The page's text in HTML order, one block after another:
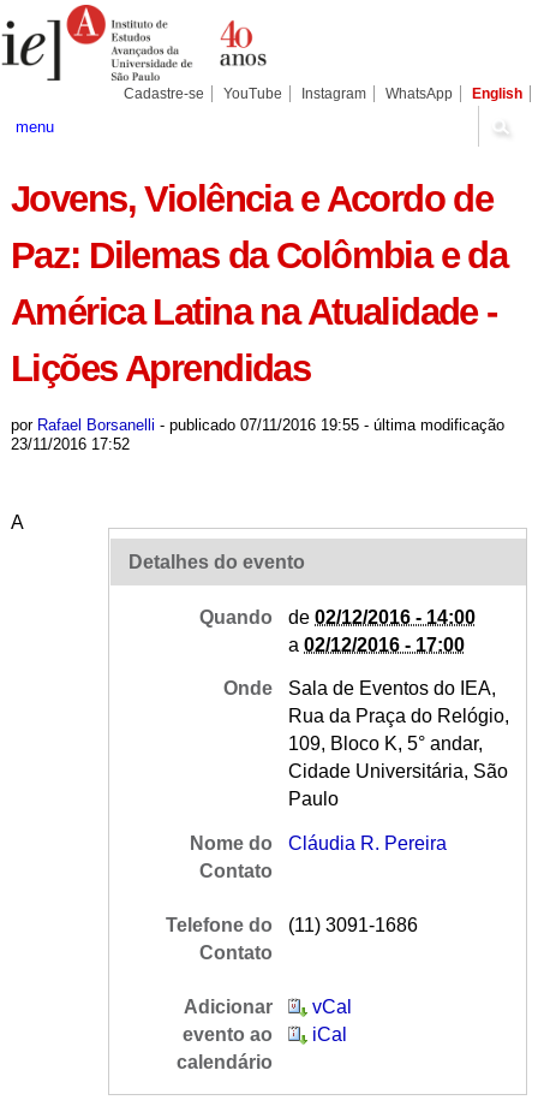
para
conteúdo.
Pessoais
Cadastre-se YouTube Instagram WhatsApp English
menu
Jovens, Violência e Acordo de
Paz: Dilemas da Colômbia e da
América Latina na Atualidade -
Lições Aprendidas
por Rafael Borsanelli - publicado07/11/2016 19:55 - última modificação
23/11/2016 17:52
Detalhes do evento
Quando de02/12/2016 - 14:00
a02/12/2016 - 17:00
Onde
Sala de Eventos do IEA,
Rua da Praça do Relógio,
109, Bloco K, 5° andar,
Cidade Universitária, São
Paulo
Nome do
Contato
Cláudia R. Pereira
Telefone do
Contato
(11) 3091-1686
Adicionar
evento ao
calendário
vCal
iCal
A